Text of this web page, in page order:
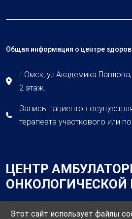
Общая информация о центре
г.Омск, ул.Академика
2 этаж.
Запись пациентов
терапевта участкового или
ЦЕНТР
Этот сайт использует файлы